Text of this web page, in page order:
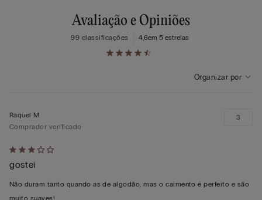
Avaliação e Opiniões
4,6em 5 estrelas
99 classificações
Organizar por
Atribuiu
3
em
5
Raquel M
Comprador verificado
gostei
Não duram tanto quando as de algodão, mas o caimento é perfeito e são
muito suaves!
3